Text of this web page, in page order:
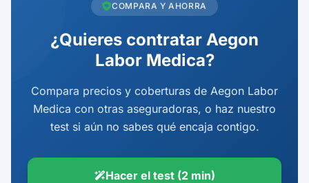
COMPARA Y AHORRA
¿Quieres contratar Aegon
Labor Medica?
Compara precios y coberturas de Aegon Labor
Medica con otras aseguradoras, o haz nuestro
test si aún no sabes qué encaja contigo.
Hacer el test (2 min)